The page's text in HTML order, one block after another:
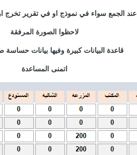
عند الجمع سواء في نموذج او في تقرير تخرج
لاحظوا الصورة المرفقة
قاعدة البيانات كبيرة وفيها بيانات حساسة
اتمنى المساعدة